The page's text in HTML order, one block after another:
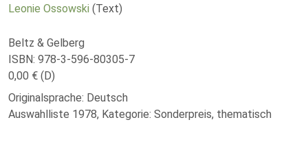
Leonie Ossowski (Text)
Beltz & Gelberg
ISBN: 978-3-596-80305-7
0,00 € (D)
Originalsprache: Deutsch
Auswahlliste 1978, Kategorie: Sonderpreis, thematisch